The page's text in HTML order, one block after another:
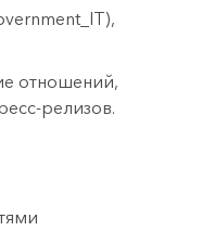
отношений,
релизов.